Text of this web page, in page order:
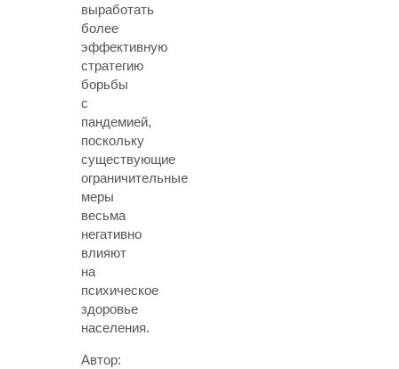
выработать
более
эффективную
стратегию
борьбы
с
пандемией,
поскольку
существующие
ограничительные
меры
весьма
негативно
влияют
на
психическое
здоровье
населения.
Автор: